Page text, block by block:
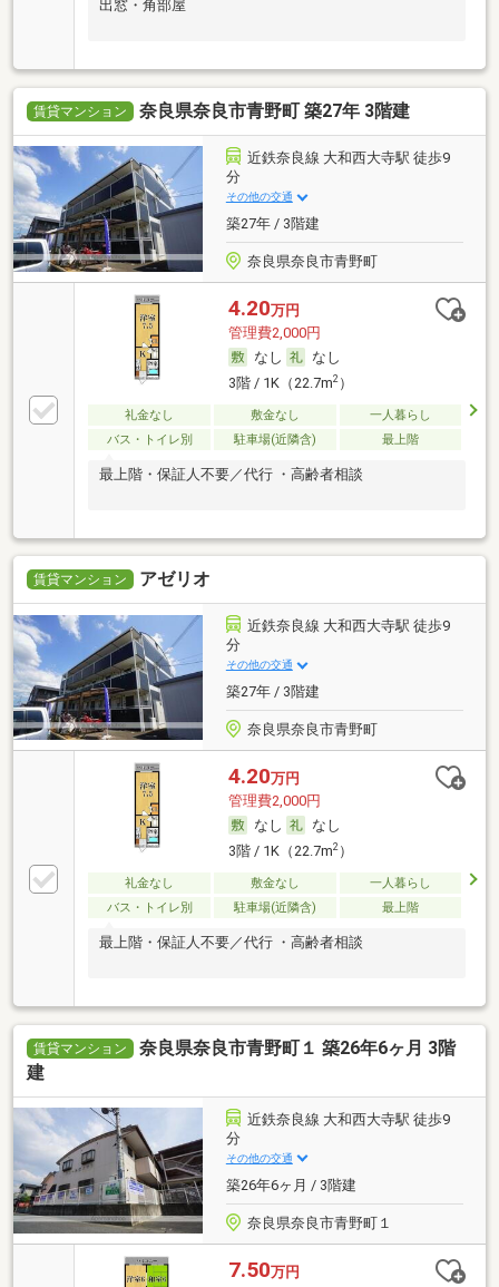
出窓・角部屋
賃貸マンション 奈良県奈良市青野町 築27年 3階建
近鉄奈良線 大和西大寺駅 徒歩9
分
その他の交通
築27年 / 3階建
奈良県奈良市青野町
4.20万円
管理費2,000円
なし
なし
3階 / 1K（22.7m2）
礼金なし 敷金なし
一人暮らし
バス・トイレ別
駐車場(近隣含) 最上階
最上階・保証人不要／代行 ・高齢者相談
賃貸マンション アゼリオ
近鉄奈良線 大和西大寺駅 徒歩9
分
その他の交通
築27年 / 3階建
奈良県奈良市青野町
4.20万円
管理費2,000円
なし
なし
3階 / 1K（22.7m2）
礼金なし 敷金なし
一人暮らし
バス・トイレ別
駐車場(近隣含) 最上階
最上階・保証人不要／代行 ・高齢者相談
賃貸マンション
奈良県奈良市青野町１ 築26年6ヶ月 3階
建
近鉄奈良線 大和西大寺駅 徒歩9
分
その他の交通
築26年6ヶ月 / 3階建
奈良県奈良市青野町１
7.50万円